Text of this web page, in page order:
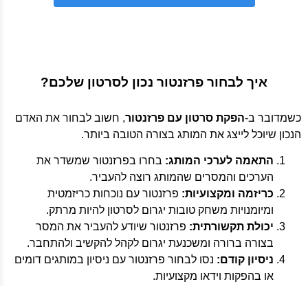
איך לבחור פרזנטור נכון לסרטון שלכם?
כשמדובר ב-הפקת סרטון עם פרזנטור, חשוב לבחור את האדם
הנכון שיוכל לייצג את המותג בצורה הטובה ביותר.
התאמה לערכי המותג: בחרו בפרזנטור שמשדר את
הערכים והמסרים שהמותג רוצה להעביר.
כריזמה ומקצועיות: פרזנטור עם נוכחות כריזמטית
ומיומנויות משחק טובות יגרום לסרטון להיות מרתק.
יכולת תקשורתית: פרזנטור שיודע להעביר את המסר
בצורה ברורה ומשכנעת יגרום לקהל להקשיב ולהתחבר.
ניסיון קודם: נסו לבחור פרזנטור עם ניסיון במותגים דומים
או בהפקות וידאו מקצועיות.